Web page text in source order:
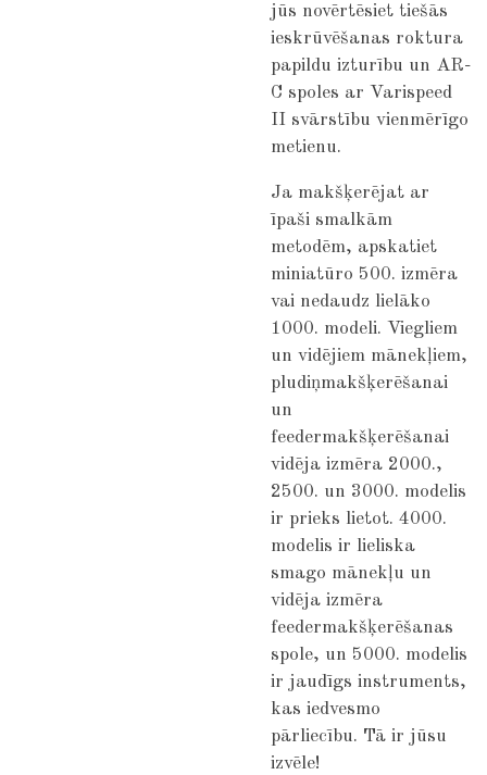
jūs novērtēsiet tiešās
ieskrūvēšanas roktura
papildu izturību un AR-
C spoles ar Varispeed
II svārstību vienmērīgo
metienu.
Ja makšķerējat ar
īpaši smalkām
metodēm, apskatiet
miniatūro 500. izmēra
vai nedaudz lielāko
1000. modeli. Viegliem
un vidējiem mānekļiem,
pludiņmakšķerēšanai
un
feedermakšķerēšanai
vidēja izmēra 2000.,
2500. un 3000. modelis
ir prieks lietot. 4000.
modelis ir lieliska
smago mānekļu un
vidēja izmēra
feedermakšķerēšanas
spole, un 5000. modelis
ir jaudīgs instruments,
kas iedvesmo
pārliecību. Tā ir jūsu
izvēle!